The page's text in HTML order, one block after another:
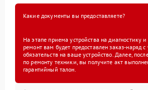
Какие документы вы предоставляете?
На этапе приема устройства на диагностику
ремонт вам будет предоставлен заказ-наряд
обязательств на ваше устройство. Далее,
по ремонту техники, вы получите акт
гарантийный талон.